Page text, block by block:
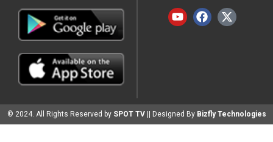
© 2024. All Rights Reserved by SPOT TV || Designed By Bizfly Technologies